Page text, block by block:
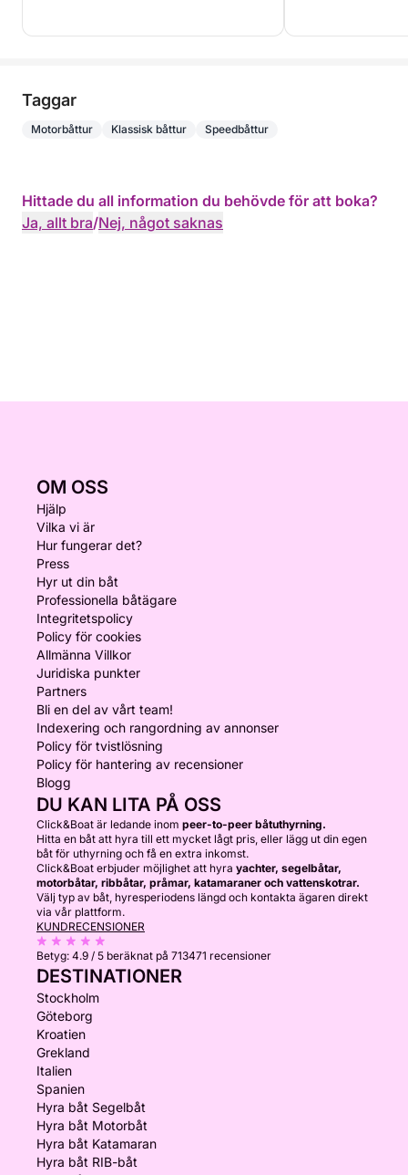
Taggar
Motorbåttur Klassisk båttur Speedbåttur
Hittade du all information du behövde för att boka?
Ja, allt bra/Nej, något saknas
OM OSS
Hjälp
Vilka vi är
Hur fungerar det?
Press
Hyr ut din båt
Professionella båtägare
Integritetspolicy
Policy för cookies
Allmänna Villkor
Juridiska punkter
Partners
Bli en del av vårt team!
Indexering och rangordning av annonser
Policy för tvistlösning
Policy för hantering av recensioner
Blogg
DU KAN LITA PÅ OSS
Click&Boat är ledande inom peer-to-peer båtuthyrning.
Hitta en båt att hyra till ett mycket lågt pris, eller lägg ut din egen
båt för uthyrning och få en extra inkomst.
Click&Boat erbjuder möjlighet att hyra yachter, segelbåtar,
motorbåtar, ribbåtar, pråmar, katamaraner och vattenskotrar.
Välj typ av båt, hyresperiodens längd och kontakta ägaren direkt
via vår plattform.
KUNDRECENSIONER
Betyg: 4.9 / 5 beräknat på 713471 recensioner
DESTINATIONER
Stockholm
Göteborg
Kroatien
Grekland
Italien
Spanien
Hyra båt Segelbåt
Hyra båt Motorbåt
Hyra båt Katamaran
Hyra båt RIB-båt